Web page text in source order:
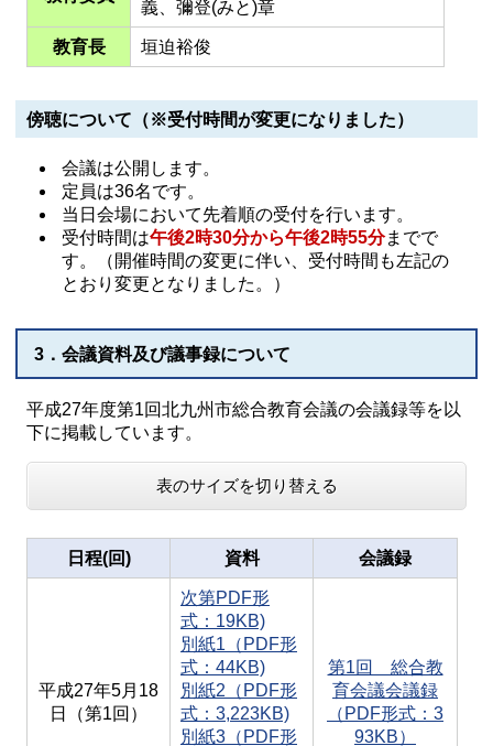
義、彌登(みと)章
教育長 垣迫裕俊
傍聴について（※受付時間が変更になりました）
会議は公開します。
定員は36名です。
当日会場において先着順の受付を行います。
受付時間は午後2時30分から午後2時55分までで
す。（開催時間の変更に伴い、受付時間も左記の
とおり変更となりました。）
3．会議資料及び議事録について
平成27年度第1回北九州市総合教育会議の会議録等を以
下に掲載しています。
表のサイズを切り替える
日程(回) 資料 会議録
平成27年5月18
日（第1回）
次第PDF形
式：19KB)
別紙1（PDF形
式：44KB)
別紙2（PDF形
式：3,223KB)
別紙3（PDF形
第1回 総合教
育会議会議録
（PDF形式：3
93KB）